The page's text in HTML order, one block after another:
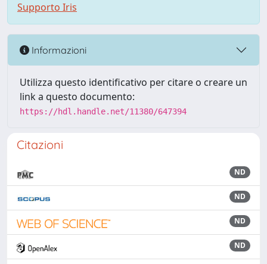
Supporto Iris
Informazioni
Utilizza questo identificativo per citare o creare un
link a questo documento:
https://hdl.handle.net/11380/647394
Citazioni
ND
ND
ND
ND